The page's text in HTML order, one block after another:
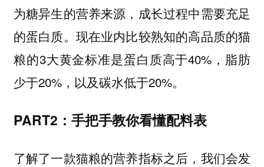
为糖异生的营养来源，成长过程中需要充足
的蛋白质。现在业内比较熟知的高品质的猫
粮的3大黄金标准是蛋白质高于40%，脂肪
少于20%，以及碳水低于20%。
PART2：手把手教你看懂配料表
了解了一款猫粮的营养指标之后，我们会发